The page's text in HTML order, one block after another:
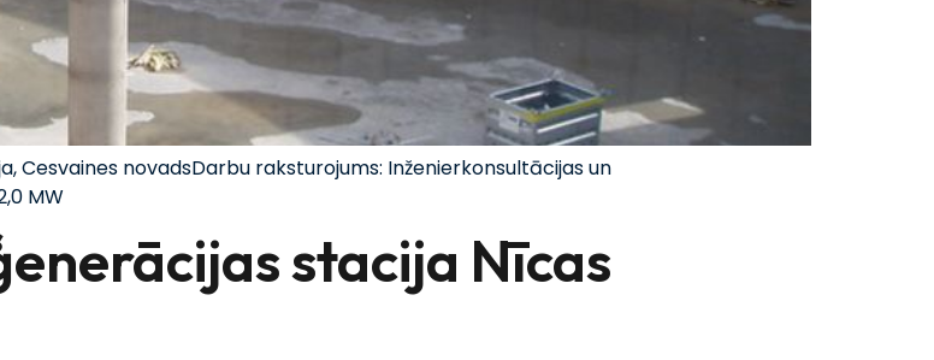
Cesvaines novadsDarbu raksturojums: Inženierkonsultācijas un
MW
stacija Nīcas